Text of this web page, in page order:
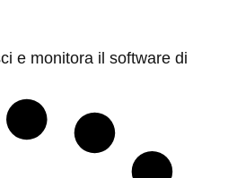
e monitora il software di